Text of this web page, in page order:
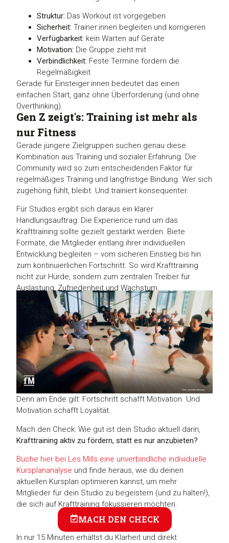
Struktur: Das Workout ist vorgegeben
Sicherheit: Trainer:innen begleiten und korrigieren
Verfügbarkeit: kein Warten auf Geräte
Motivation: Die Gruppe zieht mit
Verbindlichkeit: Feste Termine fördern die
Regelmäßigkeit
Gerade für Einsteiger:innen bedeutet das einen
einfachen Start, ganz ohne Überforderung (und ohne
Overthinking).
Gen Z zeigt's: Training ist mehr als
nur Fitness
Gerade jüngere Zielgruppen suchen genau diese
Kombination aus Training und sozialer Erfahrung. Die
Community wird so zum entscheidenden Faktor für
regelmäßiges Training und langfristige Bindung. Wer sich
zugehörig fühlt, bleibt. Und trainiert konsequenter.
Für Studios ergibt sich daraus ein klarer
Handlungsauftrag: Die Experience rund um das
Krafttraining sollte gezielt gestärkt werden. Biete
Formate, die Mitglieder entlang ihrer individuellen
Entwicklung begleiten – vom sicheren Einstieg bis hin
zum kontinuierlichen Fortschritt. So wird Krafttraining
nicht zur Hürde, sondern zum zentralen Treiber für
Auslastung, Zufriedenheit und Wachstum.
Denn am Ende gilt: Fortschritt schafft Motivation. Und
Motivation schafft Loyalität.
Mach den Check: Wie gut ist dein Studio aktuell darin,
Krafttraining aktiv zu fördern, statt es nur anzubieten?
Buche hier bei Les Mills eine unverbindliche individuelle
Kursplananalyse und finde heraus, wie du deinen
aktuellen Kursplan optimieren kannst, um mehr
Mitglieder für dein Studio zu begeistern (und zu halten!),
die sich auf Krafttraining fokussieren möchten.
MACH DEN CHECK
In nur 15 Minuten erhältst du Klarheit und direkt